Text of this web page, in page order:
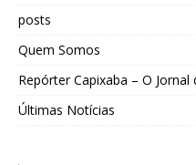
posts
Quem Somos
Repórter Capixaba – O
Últimas Notícias